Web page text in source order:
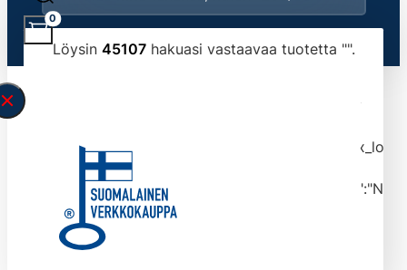
Löysin 45107hakuasi vastaavaa tuotetta "".
typed the search query correctly.<br>Currently
tmlmvi","meta_query":
data-original-query-vars="[]" data-page="1"
data-max-pages="4511" data-start="1" data-
end="10">
0